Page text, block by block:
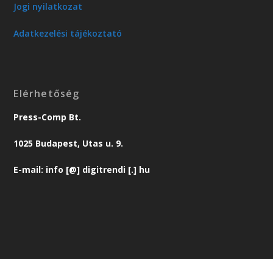
Jogi nyilatkozat
Adatkezelési tájékoztató
Elérhetőség
Press-Comp Bt.
1025 Budapest, Utas u. 9.
E-mail: info [@] digitrendi [.] hu